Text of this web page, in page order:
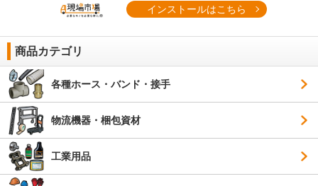
インストールはこちら
商品カテゴリ
各種ホース・バンド・接手
物流機器・梱包資材
工業用品